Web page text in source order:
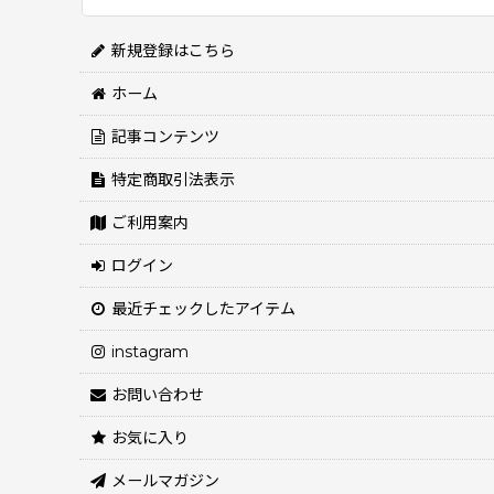
新規登録はこちら
ホーム
記事コンテンツ
特定商取引法表示
ご利用案内
ログイン
最近チェックしたアイテム
instagram
お問い合わせ
お気に入り
メールマガジン